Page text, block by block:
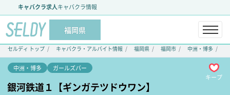
キャバクラ求人キャバクラ情報
福岡県
セルディ トップ キャバクラ・アルバイト情報 福岡県 福岡市 中洲・博多
中洲・博多
ガールズバー
キープ
銀河鉄道１【ギンガテツドウワン】